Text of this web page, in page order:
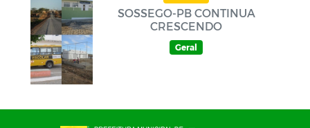
SOSSEGO-PB CONTINUA
CRESCENDO
Geral